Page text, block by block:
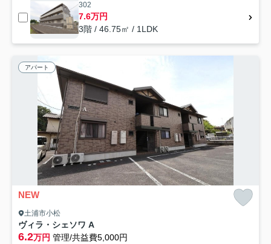
302
7.6万円
3階 / 46.75㎡ / 1LDK
アパート
NEW
土浦市小松
ヴィラ・シェソワ A
6.2万円 管理/共益費5,000円